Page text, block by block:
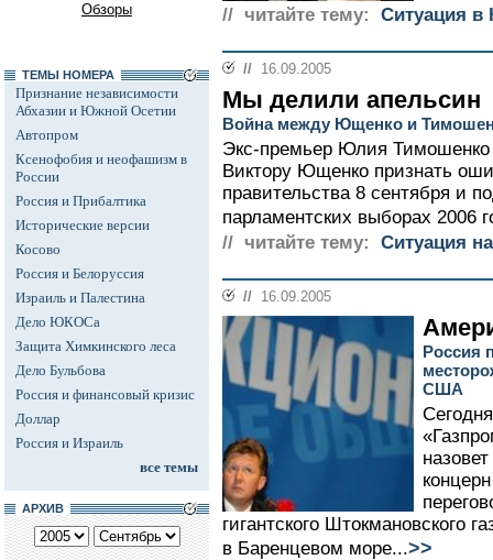
Обзоры
ТЕМЫ НОМЕРА
Признание независимости
Абхазии и Южной Осетии
Автопром
Ксенофобия и неофашизм в
России
Россия и Прибалтика
Исторические версии
Косово
Россия и Белоруссия
Израиль и Палестина
Дело ЮКОСа
Защита Химкинского леса
Дело Бульбова
Россия и финансовый кризис
Доллар
Россия и Израиль
все темы
АРХИВ
// читайте тему:
Cитуация в
// 16.09.2005
Мы делили апельсин
Война между Ющенко и
Экс-премьер Юлия Тимошенко
Виктору Ющенко признать
правительства 8 сентября и
парламентских выборах 2006
// читайте тему:
Ситуация
// 16.09.2005
Россия
США
гигантского Штокмановского
в Баренцевом море...>>